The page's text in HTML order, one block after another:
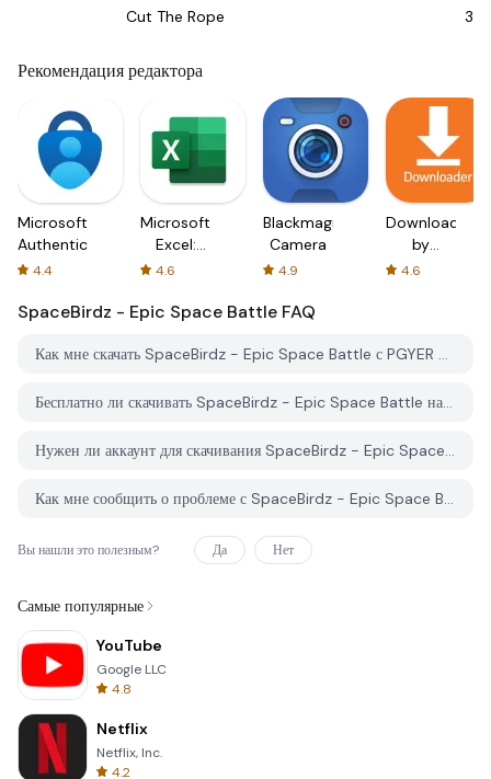
Cut The Rope 3D
Рекомендация редактора
Microsoft
Authenticator
4.4
Microsoft
Excel:
Spreadsheets
4.6
Blackmagic
Camera
4.9
Downloader
by
AFTVnews
4.6
SpaceBirdz - Epic Space Battle FAQ
Как мне скачать SpaceBirdz - Epic Space Battle с PGYER APK HUB?
Бесплатно ли скачивать SpaceBirdz - Epic Space Battle на PGYER APK HUB?
Нужен ли аккаунт для скачивания SpaceBirdz - Epic Space Battle с PGYER APK HUB?
Как мне сообщить о проблеме с SpaceBirdz - Epic Space Battle на PGYER APK HUB?
Вы нашли это полезным? Да Нет
Самые популярные
YouTube
Google LLC
4.8
Netflix
Netflix, Inc.
4.2